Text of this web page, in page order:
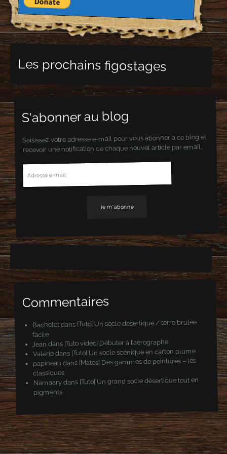
Les prochains figostages
S'abonner au blog
Saisissez votre adresse e-mail pour vous abonner à ce blog et
recevoir une notification de chaque nouvel article par email.
A
d
r
e
-
i
l
Commentaires
Bacheletdans [Tuto] Un socle désertique / terre brulée
facile
Jean dans [Tuto vidéo] Débuter à l’aérographe
Valériedans [Tuto] Un socle scénique en carton plume
papineau dans [Matos] Des gammes de peintures – les
classiques
Namaarydans [Tuto] Un grand socle désertique tout en
pigments